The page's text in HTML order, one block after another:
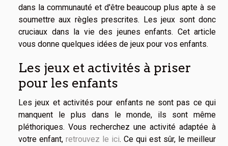
dans la communauté et d'être beaucoup plus apte à se
soumettre aux règles prescrites. Les jeux sont donc
cruciaux dans la vie des jeunes enfants. Cet article
vous donne quelques idées de jeux pour vos enfants.
Les jeux et activités à priser
pour les enfants
Les jeux et activités pour enfants ne sont pas ce qui
manquent le plus dans le monde, ils sont même
pléthoriques. Vous recherchez une activité adaptée à
votre enfant, retrouvez le ici. Ce qui est sûr, le meilleur